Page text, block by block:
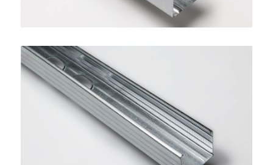
Montante STANDARD 50
SINIAT